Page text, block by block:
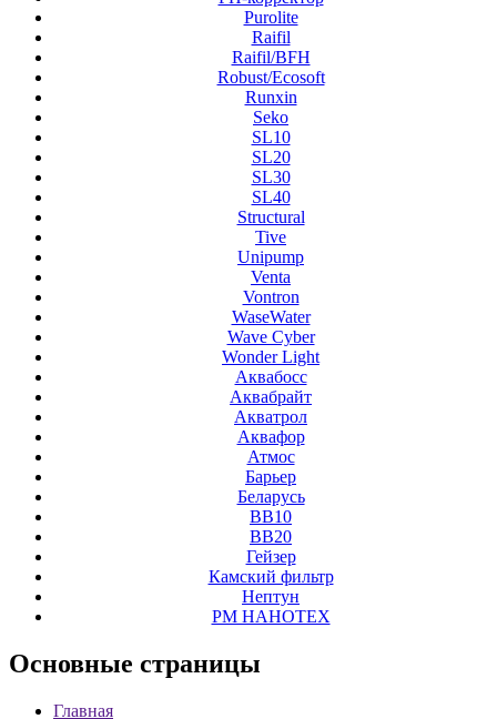
Purolite
Raifil
Raifil/BFH
Robust/Ecosoft
Runxin
Seko
SL10
SL20
SL30
SL40
Structural
Tive
Unipump
Venta
Vontron
WaseWater
Wave Cyber
Wonder Light
Аквабосс
Аквабрайт
Акватрол
Аквафор
Атмос
Барьер
Беларусь
ВВ10
ВВ20
Гейзер
Камский фильтр
Нептун
РМ НАНОТЕХ
Основные страницы
Главная